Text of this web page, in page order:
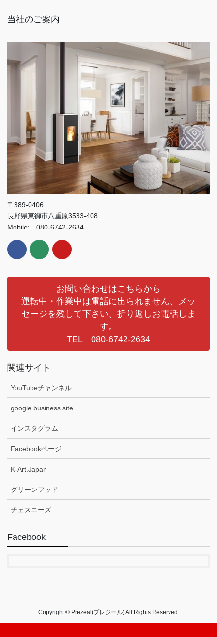
当社のご案内
〒389-0406
長野県東御市八重原3533-408
Mobile: 080-6742-2634
お問い合わせはこちらから
運転中・作業中は電話に出られません、メッ
セージを残して下さい、折り返しお電話しま
す。
TEL 080-6742-2634
関連サイト
YouTubeチャンネル
google business.site
インスタグラム
Facebookページ
K-Art.Japan
グリーンフッド
チェスニーズ
Facebook
Copyright © Prezeal(プレジール) All Rights Reserved.